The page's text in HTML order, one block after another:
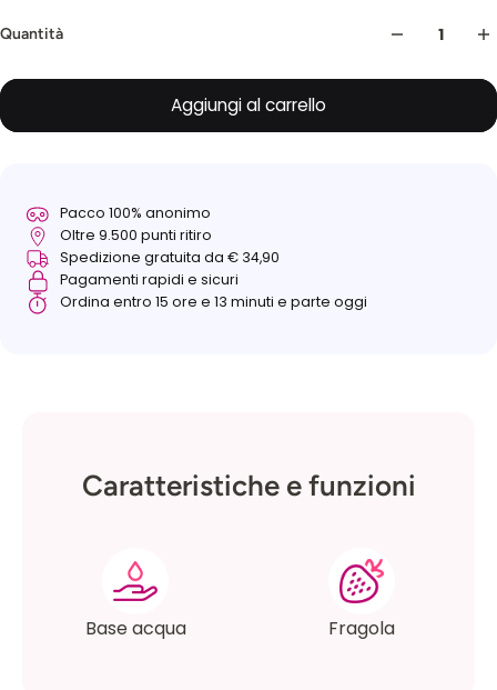
Quantità
Aggiungi al carrello
Pacco 100% anonimo
Oltre 9.500 punti ritiro
Spedizione gratuita da € 34,90
Pagamenti rapidi e sicuri
Ordina entro 15 ore e 13 minuti e parte oggi
Caratteristiche e funzioni
Base acqua Fragola